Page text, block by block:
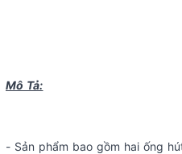
Mô Tả:
- Sản phẩm bao gồm hai ống